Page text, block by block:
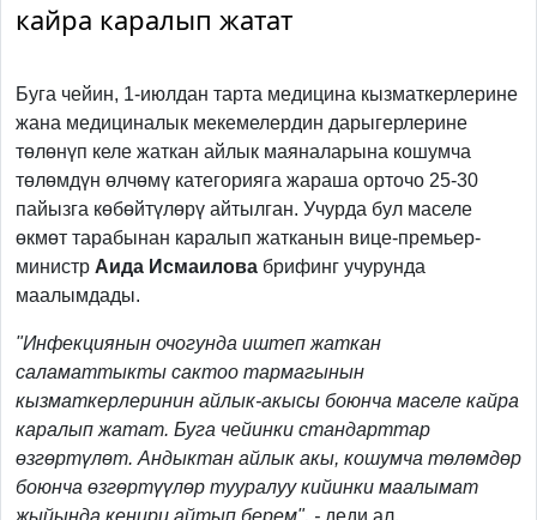
кайра каралып жатат
Буга чейин, 1-июлдан тарта медицина кызматкерлерине
жана медициналык мекемелердин дарыгерлерине
төлөнүп келе жаткан айлык маяналарына кошумча
төлөмдүн өлчөмү категорияга жараша орточо 25-30
пайызга көбөйтүлөрү айтылган. Учурда бул маселе
өкмөт тарабынан каралып жатканын вице-премьер-
министр Аида Исмаилова брифинг учурунда
маалымдады.
"Инфекциянын очогунда иштеп жаткан
саламаттыкты сактоо тармагынын
кызматкерлеринин айлык-акысы боюнча маселе кайра
каралып жатат. Буга чейинки стандарттар
өзгөртүлөт. Андыктан айлык акы, кошумча төлөмдөр
боюнча өзгөртүүлөр тууралуу кийинки маалымат
жыйында кеңири айтып берем", - деди ал.